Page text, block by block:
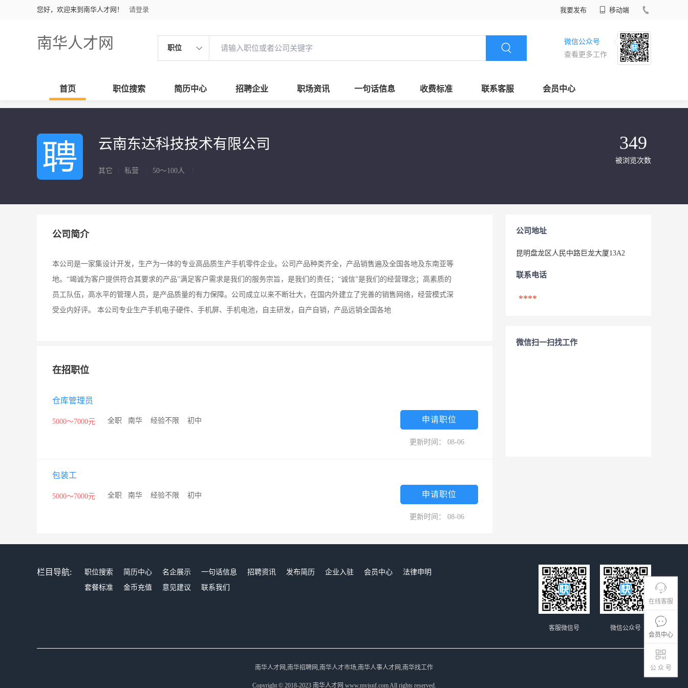
您好，欢迎来到南华人才网！ 请登录 我要发布 移动端
南华人才网 职位
微信公众号
查看更多工作
首页 职位搜索 简历中心 招聘企业 职场资讯 一句话信息 收费标准 联系客服 会员中心
在线客服
会员中心
公 众 号
云南东达科技技术有限公司
其它 私营 50～100人
349
被浏览次数
公司简介
本公司是一家集设计开发，生产为一体的专业高品质生产手机零件企业。公司产品种类齐全，产品销售遍及全国各地及东南亚等
地。“竭诚为客户提供符合其要求的产品”满足客户需求是我们的服务宗旨，是我们的责任；“诚信”是我们的经营理念；高素质的
员工队伍，高水平的管理人员，是产品质量的有力保障。公司成立以来不断壮大，在国内外建立了完善的销售网络，经营模式深
受业内好评。 本公司专业生产手机电子硬件、手机屏、手机电池，自主研发，自产自销，产品远销全国各地
在招职位
仓库管理员
5000～7000元 全职 南华 经验不限 初中 申请职位
更新时间： 08-06
包装工
5000～7000元 全职 南华 经验不限 初中 申请职位
更新时间： 08-06
公司地址
昆明盘龙区人民中路巨龙大厦13A2
联系电话
****
微信扫一扫找工作
栏目导航: 职位搜索 简历中心 名企展示 一句话信息 招聘资讯 发布简历 企业入驻 会员中心
法律申明
套餐标准
金币充值 意见建议 联系我们
微信公众号
客服微信号
南华人才网,南华招聘网,南华人才市场,南华人事人才网,南华找工作
Copyright © 2018-2023 南华人才网 www.myjsnf.com All rights reserved.